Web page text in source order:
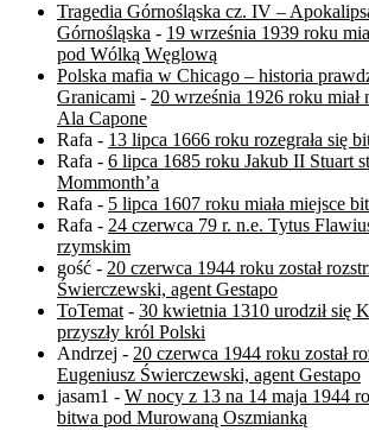
Tragedia Górnośląska cz. IV –
Górnośląska - 19 września 1939 roku
pod Wólką Węglową
Polska mafia w Chicago – historia
Granicami - 20 września 1926 roku miał
Ala Capone
Rafa - 13 lipca 1666 roku rozegrała się
Rafa - 6 lipca 1685 roku Jakub II Stuart
Mommonth’a
Rafa - 5 lipca 1607 roku miała miejsce
Rafa - 24 czerwca 79 r. n.e. Tytus
rzymskim
gość - 20 czerwca 1944 roku został
Świerczewski, agent Gestapo
ToTemat - 30 kwietnia 1310 urodził się
przyszły król Polski
Andrzej - 20 czerwca 1944 roku został
Eugeniusz Świerczewski, agent Gestapo
jasam1 - W nocy z 13 na 14 maja 1944
bitwa pod Murowaną Oszmianką